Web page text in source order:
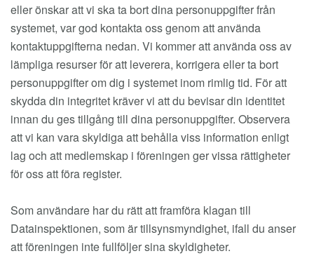
eller önskar att vi ska ta bort dina personuppgifter från
systemet, var god kontakta oss genom att använda
kontaktuppgifterna nedan. Vi kommer att använda oss av
lämpliga resurser för att leverera, korrigera eller ta bort
personuppgifter om dig i systemet inom rimlig tid. För att
skydda din integritet kräver vi att du bevisar din identitet
innan du ges tillgång till dina personuppgifter. Observera
att vi kan vara skyldiga att behålla viss information enligt
lag och att medlemskap i föreningen ger vissa rättigheter
för oss att föra register.
Som användare har du rätt att framföra klagan till
Datainspektionen, som är tillsynsmyndighet, ifall du anser
att föreningen inte fullföljer sina skyldigheter.